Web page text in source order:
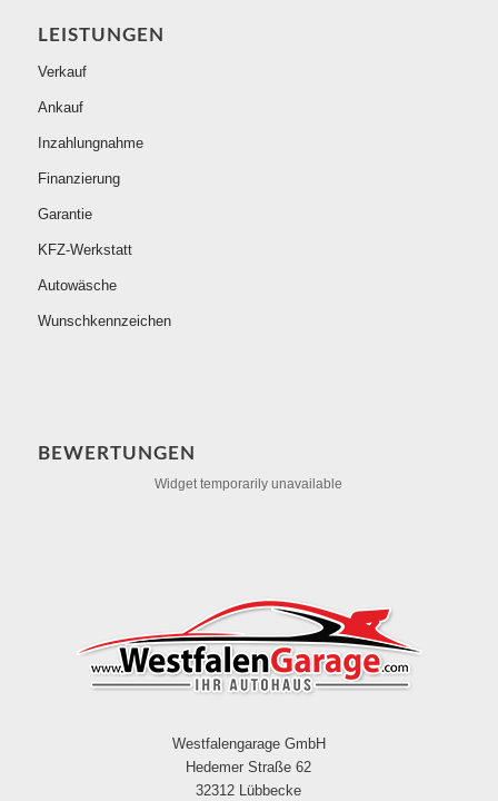
LEISTUNGEN
Verkauf
Ankauf
Inzahlungnahme
Finanzierung
Garantie
KFZ-Werkstatt
Autowäsche
Wunschkennzeichen
BEWERTUNGEN
Widget temporarily unavailable
Westfalengarage GmbH
Hedemer Straße 62
32312 Lübbecke